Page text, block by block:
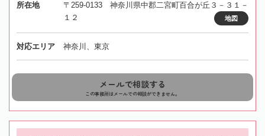
所在地
〒259-0133 神奈川県中郡二宮町百合が丘３－３１－
１２
地図
対応エリア 神奈川、東京
メールで相談する
この事務所はメールでの相談ができません。